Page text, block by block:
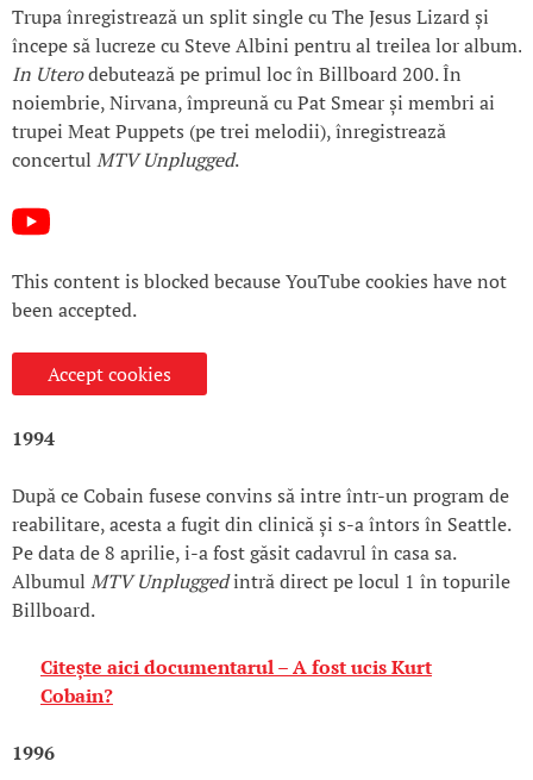
Trupa înregistrează un split single cu The Jesus Lizard și
începe să lucreze cu Steve Albini pentru al treilea lor album.
In Uterodebutează pe primul loc în Billboard 200. În
noiembrie, Nirvana, împreună cu Pat Smear și membri ai
trupei Meat Puppets (pe trei melodii), înregistrează
concertul MTV Unplugged.
This content is blocked because YouTube cookies have not
been accepted.
Accept cookies
1994
După ce Cobain fusese convins să intre într-un program de
reabilitare, acesta a fugit din clinică și s-a întors în Seattle.
Pe data de 8 aprilie, i-a fost găsit cadavrul în casa sa.
Albumul MTV Unpluggedintră direct pe locul 1 în topurile
Billboard.
Citește aici documentarul – A fost ucis Kurt
Cobain?
1996